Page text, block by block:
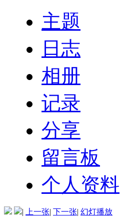
主题
日志
相册
记录
分享
留言板
个人资料
| 上一张| 下一张| 幻灯播放